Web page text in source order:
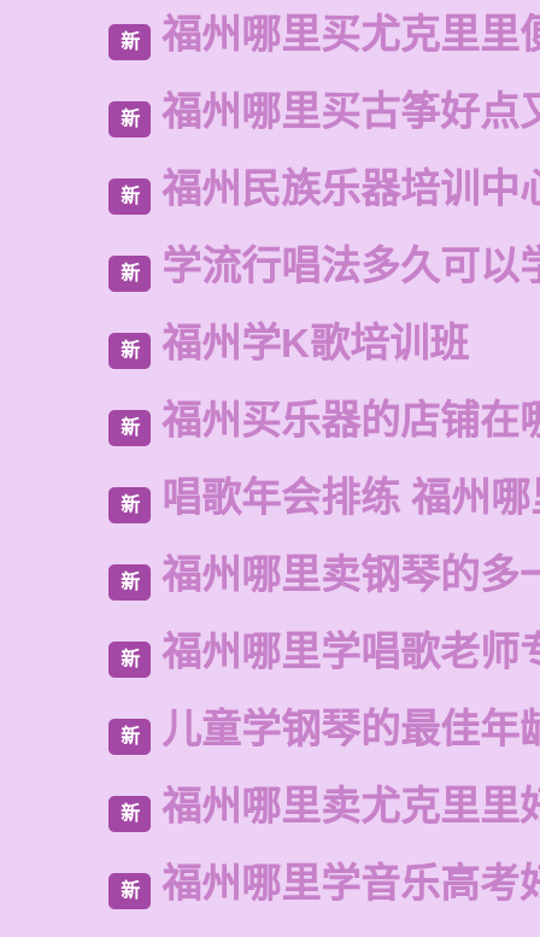
新 福州哪里买尤克里里
新 福州哪里买古筝好点
新 福州民族乐器培训中
新 学流行唱法多久可以
新 福州学K歌培训班
新 福州买乐器的店铺在
新 唱歌年会排练 福州
新 福州哪里卖钢琴的多
新 福州哪里学唱歌老师
新 儿童学钢琴的最佳年
新 福州哪里卖尤克里里
新 福州哪里学音乐高考